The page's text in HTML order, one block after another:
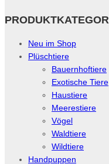
Neu im Shop
Plüschtiere
Bauernhoftiere
Exotische Tiere
Haustiere
Meerestiere
Vögel
Waldtiere
Wildtiere
Handpuppen